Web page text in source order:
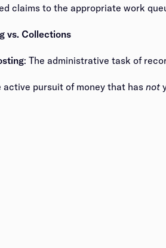
for immediate appeal.​​​​‌
: The administrative task of recording money that has already been received.​​​​‌
has not​​​​‌ ‍ ​‍​‍‌‍ ‌ ​‍‌‍‍‌‌‍‌ ‌‍‍‌‌‍ ‍​‍​‍​ ‍‍​‍​‍‌ ​ ‌‍​‌‌‍ ‍‌‍‍‌‌ ‌​‌ ‍‌​‍ ‍‌‍‍‌‌‍ ​‍​‍​‍ ​​‍​‍‌‍‍​‌ ​‍‌‍‌‌‌‍‌‍​‍​‍​ ‍‍​‍​‍‌‍‍​‌ ‌​‌ ‌​‌ ​​​ ‍‍​‍ ​‍ ‌‍ ​‌‍ ‌‍​ ‌‍​‌‌‍ ​‌‍‍​‌‍ ‌ ​ ‌ ‌​​ ‍‍​ ​ ​ ​ ​ ​ ​ ​ ​‍ ‌‍‍‌‌‍ ‍‌ ‌​‌‍‌‌‌‍ ‍‌ ‌​​‍ ‌‍‌‌‌‍‌​‌‍‍‌‌ ‌​​‍ ‌‍ ‌‌‍ ‌‍‌​‌‍‌‌​ ‌‌ ​​‌ ​‍‌‍‌‌‌ ​ ‌‍‌‌‌‍ ‍‌ ‌​‌‍​‌‌ ‌​‌‍‍‌‌‍ ‌‍ ‍​ ‍ ‌‍‍‌‌‍‌​​ ‌​ ‍‌​ ‌‌​ ​‌‌‍‌‍​ ​​‌‍‌‍​ ‍‌​ ‍​​‍ ‌​ ‌‌​ ‌‍​ ‍​‌‍‌​​‍ ‌​ ‌​​ ‍​‌‍​ ​ ‌​​‍ ‌‌‍​‍​ ​​‌‍‌‌‌‍​ ​‍ ‌‌‍‌‍‌‍‌‌​ ‌​​ ‍‌​ ‍‌‌‍​‍‌‍‌‍​ ​‌‌‍​‍​ ‌‍​ ‌​​ ‌ ​ ‍ ‌ ‌​‌ ‍‌‌ ​​‌‍‌‌​ ‌‌‍‌ ‌‍ ​‌‍ ‌ ​ ‌ ​ ‌‍​‌‌ ​‍‌ ‍‌‌‌‌​‌‍‌‌‌ ​‍‌‍ ‌​ ‍ ‌ ​​‌‍​‌‌ ‌​‌‍‍​​ ‌‌‍‌​‌‍‌‌‌‍‌‍‌‍‍‌‌‍ ‍‌‍‍‌‌ ‌​‌‍‍‌‌‍ ‌‍ ‍​‍‌‌​ ‌‌‌​​‍‌‌ ‌‍‍ ‌‍‌‌‌ ‍‌​‍‌‌​ ​ ‌​‌​​‍‌‌​ ​ ‌​‌​​‍‌‌​ ​‍​ ​‍​ ‌ ​ ‍​‌‍​‌​ ​‌​ ​​​ ‍‌​ ‌‍‌‍‌‌​ ‌ ‌‍​‍​ ‌ ​ ​‍​‍‌‌​ ​‍​ ​‍​‍‌‌​ ‌‌‌​‌​​‍ ‍‌‍​ ‌‍‍​‌‍‍‌‌‍ ​‌‍‌​‌ ​‍‌‍‌‌‌‍ ‍​‍‌‌​ ‌‌‌​​‍‌‌ ‌‍‍ ‌‍‌‌‌ ‍‌​‍‌‌​ ​ ‌​‌​​‍‌‌​ ​ ‌​‌​​‍‌‌​ ​‍​ ​‍‌‍​‌​ ‌​​ ‍​‌‍‌‌​ ‌ ‌‍​ ​ ‌‍‌‍‌‌​ ‌ ​ ​​​ ‌​​ ​​​‍‌‌​ ​‍​ ​‍​‍‌‌​ ‌‌‌​‌​​‍ ‍‌ ‌​‌‍‌‌‌ ‍​‌ ‌​​ ‌‍​‍‌‍​‌‌ ​ ‌‍‌‌‌‌‌‌‌ ​‍‌‍ ​​ ‌‌‍‍​‌ ‌​‌ ‌​‌ ​​​‍‌‌​ ​ ‌​​‌​‍‌‌​ ​‍‌​‌‍​‍‌‌​ ​‍‌​‌‍‌‍ ​‌‍ ‌‍​ ‌‍​‌‌‍ ​‌‍‍​‌‍ ‌ ​ ‌ ‌​​‍‌‌​ ​ ‌​​‌​ ​ ​ ​ ​ ​ ​ ​ ​‍‌‍‌‍‍‌‌‍‌​​ ‌​ ‍‌​ ‌‌​ ​‌‌‍‌‍​ ​​‌‍‌‍​ ‍‌​ ‍​​‍ ‌​ ‌‌​ ‌‍​ ‍​‌‍‌​​‍ ‌​ ‌​​ ‍​‌‍​ ​ ‌​​‍ ‌‌‍​‍​ ​​‌‍‌‌‌‍​ ​‍ ‌‌‍‌‍‌‍‌‌​ ‌​​ ‍‌​ ‍‌‌‍​‍‌‍‌‍​ ​‌‌‍​‍​ ‌‍​ ‌​​ ‌ ​‍‌‍‌ ‌​‌ ‍‌‌ ​​‌‍‌‌​ ‌‌‍‌ ‌‍ ​‌‍ ‌ ​ ‌ ​ ‌‍​‌‌ ​‍‌ ‍‌‌‌‌​‌‍‌‌‌ ​‍‌‍ ‌​‍‌‍‌ ​​‌‍​‌‌ ‌​‌‍‍​​ ‌‌‍‌​‌‍‌‌‌‍‌‍‌‍‍‌‌‍ ‍‌‍‍‌‌ ‌​‌‍‍‌‌‍ ‌‍ ‍​‍‌‌​ ‌‌‌​​‍‌‌ ‌‍‍ ‌‍‌‌‌ ‍‌​‍‌‌​ ​ ‌​‌​​‍‌‌​ ​ ‌​‌​​‍‌‌​ ​‍​ ​‍​ ‌ ​ ‍​‌‍​‌​ ​‌​ ​​​ ‍‌​ ‌‍‌‍‌‌​ ‌ ‌‍​‍​ ‌ ​ ​‍​‍‌‌​ ​‍​ ​‍​‍‌‌​ ‌‌‌​‌​​‍ ‍‌‍​ ‌‍‍​‌‍‍‌‌‍ ​‌‍‌​‌ ​‍‌‍‌‌‌‍ ‍​‍‌‌​ ‌‌‌​​‍‌‌ ‌‍‍ ‌‍‌‌‌ ‍‌​‍‌‌​ ​ ‌​‌​​‍‌‌​ ​ ‌​‌​​‍‌‌​ ​‍​ ​‍‌‍​‌​ ‌​​ ‍​‌‍‌‌​ ‌ ‌‍​ ​ ‌‍‌‍‌‌​ ‌ ​ ​​​ ‌​​ ​​​‍‌‌​ ​‍​ ​‍​‍‌‌​ ‌‌‌​‌​​‍ ‍‌ ‌​‌‍‌‌‌ ‍​‌ ‌​​‍‌‍‌ ​​‌‍‌‌‌ ​‍‌ ​ ‌ ​​‌‍‌‌‌‍​ ‌ ‌​‌‍‍‌‌ ‌‍‌‍‌‌​ ‌‌ ​​‌ ‌‌‌‍​‍‌‍ ​‌‍‍‌‌ ​ ‌‍‍​‌‍‌‌‌‍‌​​‍​‍‌ ‌ yet